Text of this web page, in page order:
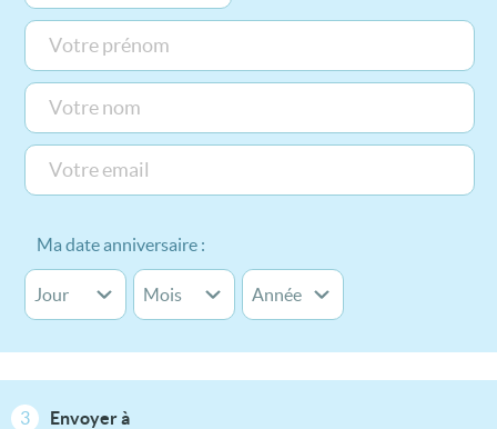
Ma date anniversaire :
3 Envoyer à